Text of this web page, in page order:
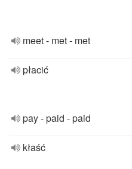
meet - met - met
płacić
pay - paid - paid
kłaść